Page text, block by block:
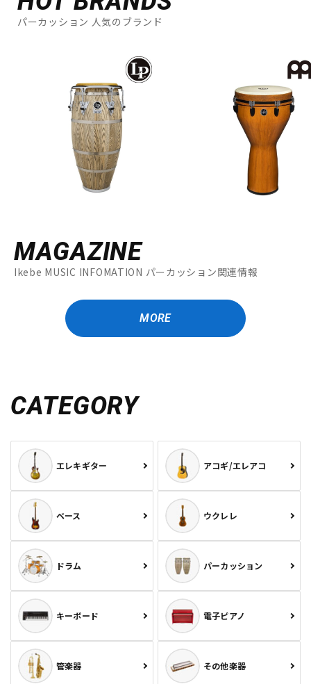
パーカッション 人気のブランド
MAGAZINE
Ikebe MUSIC INFOMATION パーカッション関連情報
MORE
CATEGORY
エレキギター アコギ/エレアコ
ベース ウクレレ
ドラム パーカッション
キーボード 電子ピアノ
管楽器 その他楽器